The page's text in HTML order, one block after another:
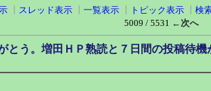
スレッド表示 一覧表示 トピック表示
検
5009 / 5531 ←次へ
とう。増田ＨＰ熟読と７日間の投稿待機